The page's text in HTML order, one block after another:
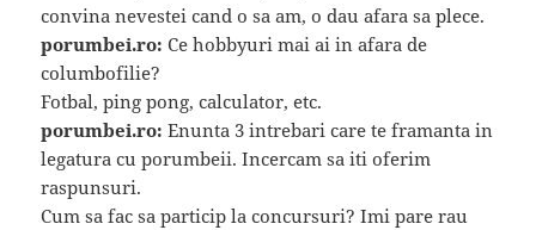
convina nevestei cand o sa am, o dau afara sa plece.
porumbei.ro:Ce hobbyuri mai ai in afara de
columbofilie?
Fotbal, ping pong, calculator, etc.
porumbei.ro:Enunta 3 intrebari care te framanta in
legatura cu porumbeii. Incercam sa iti oferim
raspunsuri.
Cum sa fac sa particip la concursuri? Imi pare rau